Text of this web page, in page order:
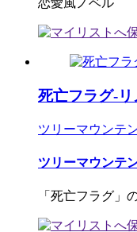
恋愛風ノベル
死亡フラグ-
ツリーマウンテ
ツリーマウンテ
「死亡フラグ」